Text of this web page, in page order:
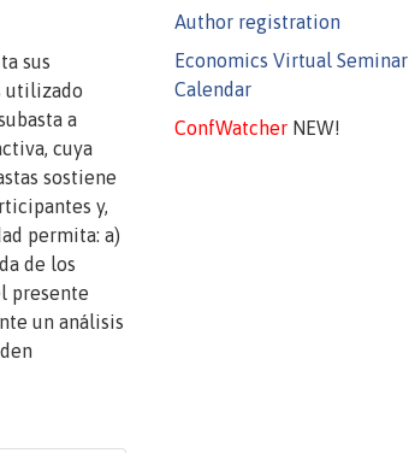
Author registration
Economics Virtual Seminar
Calendar
ConfWatcherNEW!
sus
utilizado
a
cuya
sostiene
y,
permita: a)
de los
presente
un análisis